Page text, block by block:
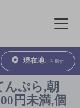
メニュ
現在地から探す
んぷら,朝
円未満,個